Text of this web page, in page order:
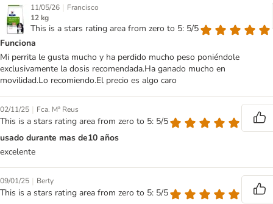
11/05/26 | Francisco
12 kg
This is a stars rating area from zero to 5: 5/5
Funciona
Mi perrita le gusta mucho y ha perdido mucho peso poniéndole
exclusivamente la dosis recomendada.Ha ganado mucho en
movilidad.Lo recomiendo.El precio es algo caro
02/11/25 | Fca. Mª Reus
This is a stars rating area from zero to 5: 5/5
usado durante mas de10 años
excelente
09/01/25 | Berty
This is a stars rating area from zero to 5: 5/5